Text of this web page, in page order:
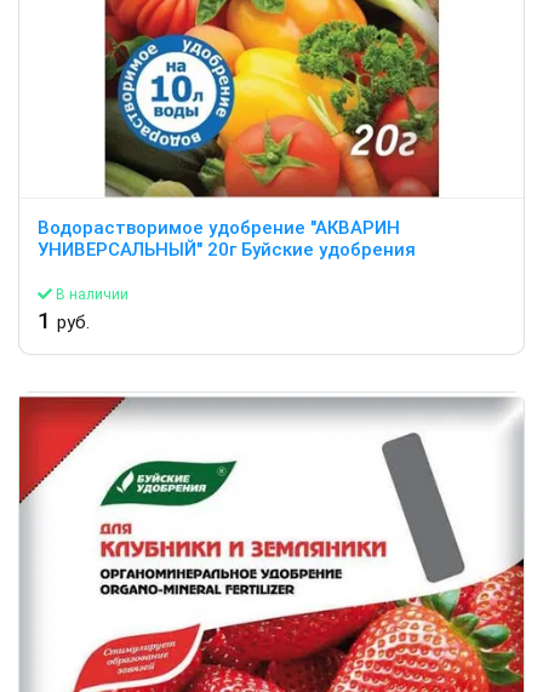
Водорастворимое удобрение "АКВАРИН
УНИВЕРСАЛЬНЫЙ" 20г Буйские удобрения
В наличии
1 руб.